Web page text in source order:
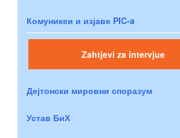
Комуникеи и изјаве PIC-a
Zahtjevi za intervjue
Дејтонски мировни споразум
Устав БиХ